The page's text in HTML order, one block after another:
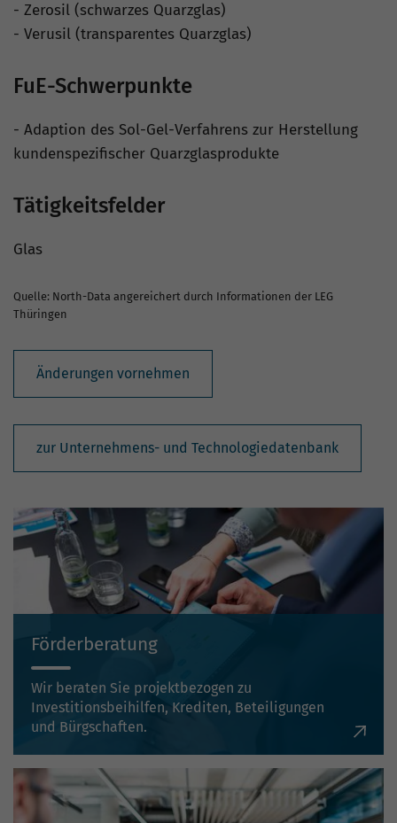
- Zerosil (schwarzes Quarzglas)
- Verusil (transparentes Quarzglas)
FuE-Schwerpunkte
- Adaption des Sol-Gel-Verfahrens zur Herstellung
kundenspezifischer Quarzglasprodukte
Tätigkeitsfelder
Glas
Quelle: North-Data angereichert durch Informationen der LEG
Thüringen
Änderungen vornehmen
zur Unternehmens- und Technologiedatenbank
Förderberatung
Wir beraten Sie projektbezogen zu
Investitionsbeihilfen, Krediten, Beteiligungen
und Bürgschaften.